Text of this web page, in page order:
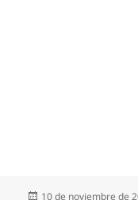
Publicado
10 de noviembre de